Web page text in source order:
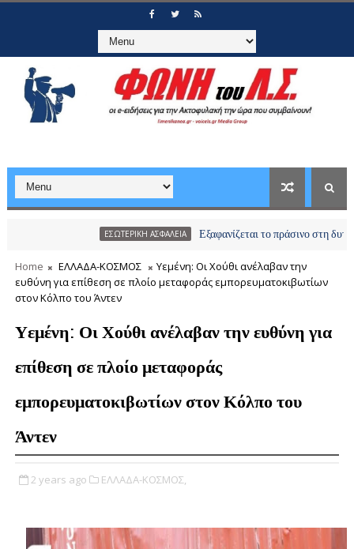
ΕΣΩΤΕΡΙΚΗ ΑΣΦΑΛΕΙΑ Εξαφανίζεται το πράσινο στη δυτική
Home ΕΛΛΑΔΑ-ΚΟΣΜΟΣ
Υεμένη: Οι Χούθι ανέλαβαν την
ευθύνη για επίθεση σε πλοίο μεταφοράς εμπορευματοκιβωτίων
στον Κόλπο του Άντεν
Υεμένη: Οι Χούθι ανέλαβαν την ευθύνη για
επίθεση σε πλοίο μεταφοράς
εμπορευματοκιβωτίων στον Κόλπο του
Άντεν
2 years ago ΕΛΛΑΔΑ-ΚΟΣΜΟΣ,